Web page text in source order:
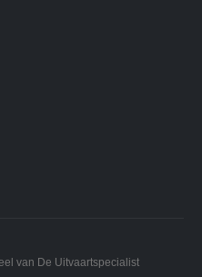
van De Uitvaartspecialist